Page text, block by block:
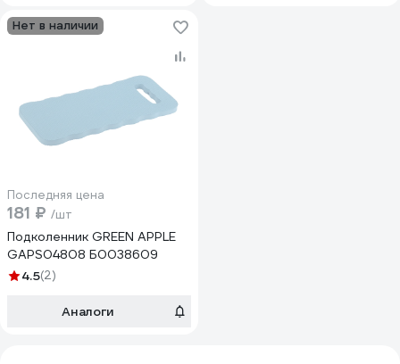
Нет в наличии
Последняя цена
181 ₽ /шт
Подколенник GREEN APPLE
GAPS04808 Б0038609
4.5(2)
Аналоги